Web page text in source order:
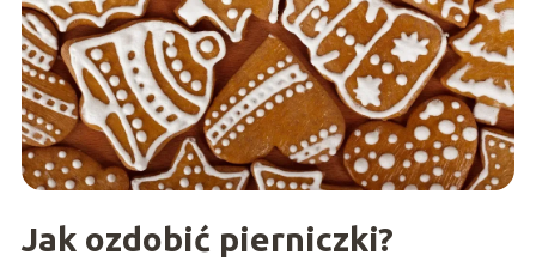
Jak ozdobić pierniczki?